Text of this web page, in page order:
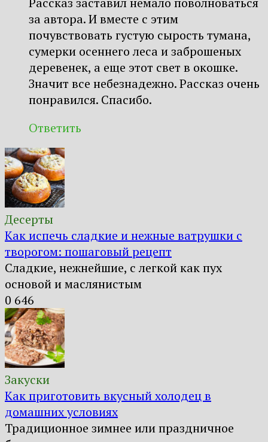
за автора. И вместе с этим
почувствовать густую сырость тумана,
сумерки осеннего леса и заброшеных
деревенек, а еще этот свет в окошке.
Значит все небезнадежно. Рассказ очень
понравился. Спасибо.
Ответить
Десерты
Как испечь сладкие и нежные ватрушки с
творогом: пошаговый рецепт
Сладкие, нежнейшие, с легкой как пух
основой и маслянистым
0 646
Закуски
Как приготовить вкусный холодец в
домашних условиях
Традиционное зимнее или праздничное